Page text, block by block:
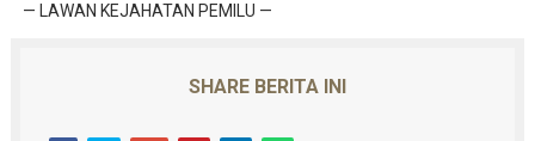
— LAWAN KEJAHATAN PEMILU —
SHARE BERITA INI